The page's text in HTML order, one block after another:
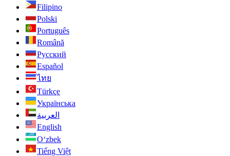
Filipino
Polski
Português
Română
Русский
Español
ไทย
Türkçe
Українська
العربية
English
O‘zbek
Tiếng Việt